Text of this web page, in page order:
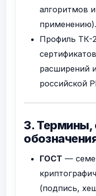
алгоритмов
применению).
Профиль ТК-
расширений
российской
3. Термины,
ГОСТ —
(подпись,